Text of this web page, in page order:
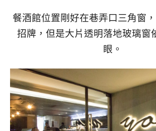
餐酒館位置剛好在巷弄口三角窗
招牌， 但是大片透明落地玻璃窗
眼。